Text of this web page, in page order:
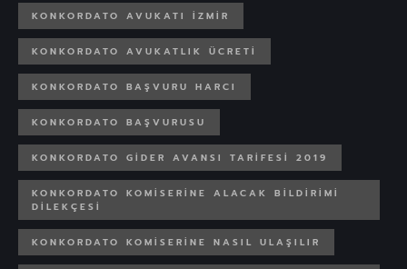
KONKORDATO AVUKATI IZMIR
KONKORDATO AVUKATLIK ÜCRETI
KONKORDATO BAŞVURU HARCI
KONKORDATO BAŞVURUSU
KONKORDATO GIDER AVANSI TARIFESI 2019
KONKORDATO KOMISERINE ALACAK BILDIRIMI
DILEKÇESI
KONKORDATO KOMISERINE NASIL ULAŞILIR